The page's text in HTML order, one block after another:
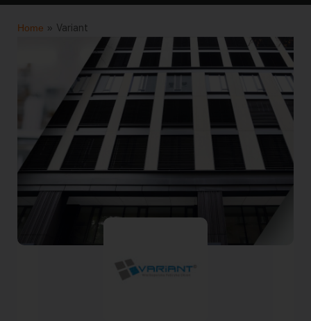
Home » Variant